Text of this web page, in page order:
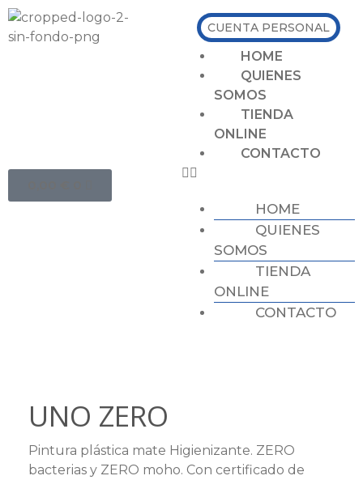
HOME
QUIENES
SOMOS
TIENDA
ONLINE
CONTACTO
HOME
QUIENES
SOMOS
TIENDA
ONLINE
CONTACTO
CUENTA PERSONAL
UNO ZERO
Pintura plástica mate Higienizante. ZERO
bacterias y ZERO moho. Con certificado de